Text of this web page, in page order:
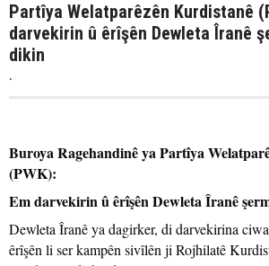
Partîya Welatparêzên Kurdistanê
darvekirin û êrîşên Dewleta Îranê
dikin
.
Buroya Ragehandinê ya Partîya
(PWK):
Em darvekirin û êrîşên Dewleta Îranê
Dewleta Îranê ya dagirker, di darvekirina
êrîşên li ser kampên sivîlên ji Rojhilatê